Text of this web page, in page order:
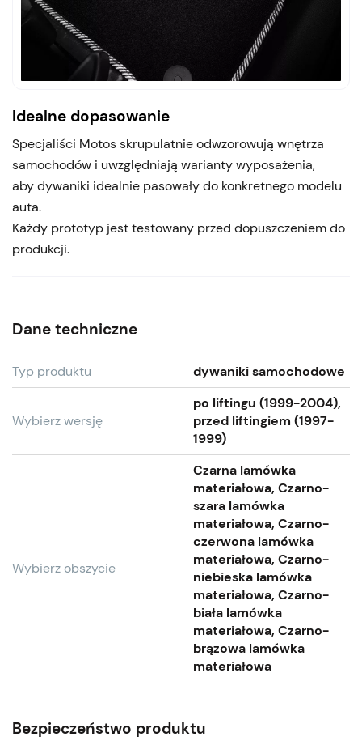
Idealne dopasowanie
Specjaliści Motos skrupulatnie odwzorowują wnętrza
samochodów i uwzględniają warianty wyposażenia,
aby dywaniki idealnie pasowały do konkretnego modelu
auta.
Każdy prototyp jest testowany przed dopuszczeniem do
produkcji.
Dane techniczne
Typ produktu dywaniki samochodowe
Wybierz wersję
po liftingu (1999-2004),
przed liftingiem (1997-
1999)
Wybierz obszycie
Czarna lamówka
materiałowa, Czarno-
szara lamówka
materiałowa, Czarno-
czerwona lamówka
materiałowa, Czarno-
niebieska lamówka
materiałowa, Czarno-
biała lamówka
materiałowa, Czarno-
brązowa lamówka
materiałowa
Bezpieczeństwo produktu